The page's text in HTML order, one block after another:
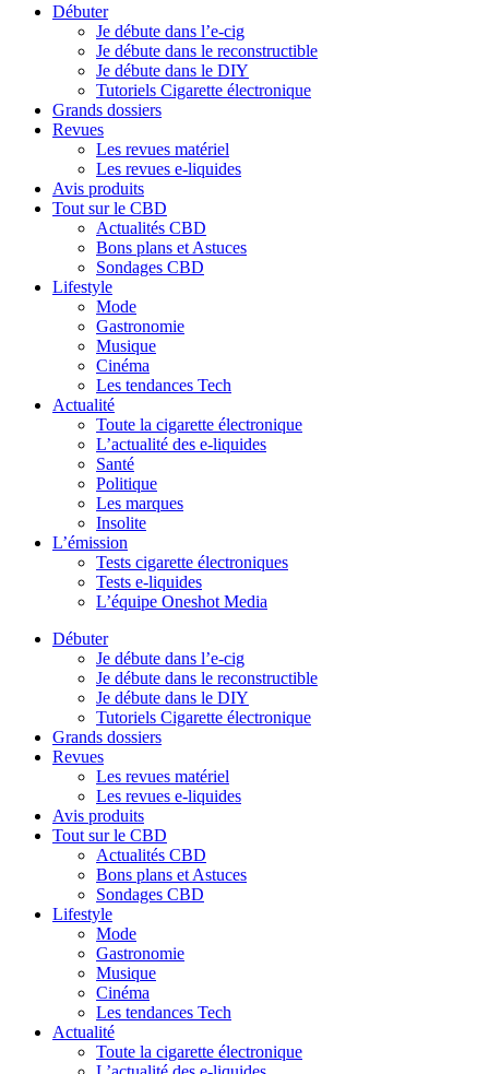
Débuter
Je débute dans l’e-cig
Je débute dans le reconstructible
Je débute dans le DIY
Tutoriels Cigarette électronique
Grands dossiers
Revues
Les revues matériel
Les revues e-liquides
Avis produits
Tout sur le CBD
Actualités CBD
Bons plans et Astuces
Sondages CBD
Lifestyle
Mode
Gastronomie
Musique
Cinéma
Les tendances Tech
Actualité
Toute la cigarette électronique
L’actualité des e-liquides
Santé
Politique
Les marques
Insolite
L’émission
Tests cigarette électroniques
Tests e-liquides
L’équipe Oneshot Media
Débuter
Je débute dans l’e-cig
Je débute dans le reconstructible
Je débute dans le DIY
Tutoriels Cigarette électronique
Grands dossiers
Revues
Les revues matériel
Les revues e-liquides
Avis produits
Tout sur le CBD
Actualités CBD
Bons plans et Astuces
Sondages CBD
Lifestyle
Mode
Gastronomie
Musique
Cinéma
Les tendances Tech
Actualité
Toute la cigarette électronique